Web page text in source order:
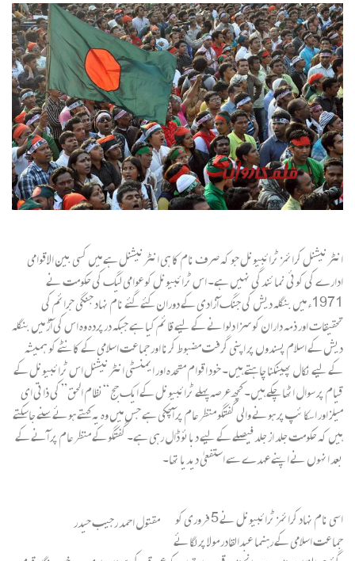
انٹرنیشنل کرائمز ٹرائبیونل جو کہ صرف نام کا ہی انٹرنیشنل ہے میں کسی بین الاقوامی
ادارے کی کوئی نمائندگی نہیں ہے۔ اس ٹرائبیونل کوعوامی لیگ کی حکومت نے
1971ء میں بنگلہ دیش کی جنگ آزادی کے دوران کئے گئے نام نہاد جنگی جرائم کی
تحقیقات اور ذمہ داران کو سزا دلوانے کے لیے قائم کیا ہے جبکہ درپردہ وہ اس کی آڑ میں بنگلہ
دیش کے اسلام پسندوں پر اپنی گرفت مضبوط کرنا اور جماعت اسلامی کے کانٹے کو ہمیشہ
کے لیے نکال پھینکنا چاہتے ہیں۔ خود اقوام متحدہ اور ایمنسٹی انٹرنیشنل اس ٹرائبیونل کے
قیام پر سوال اٹھاچکے ہیں۔ کچھ عرصہ پہلے ٹرائبیونل کے ایک جج “نظام الحق” کی ذاتی ای
میلز اور اسکائپ پر ہونے والی گفتگو منظر عام پر آچکی ہے جس میں وہ یہ کہتے ہوئے سنے جاسکتے
ہیں کہ حکومت جلد از جلد فیصلے کے لیے دبائو ڈال رہی ہے۔ گفتگو کے منظر عام پر آنے کے
بعد انہوں نے اپنے عہدے سے استفعیٰ دیدیا تھا۔
مقتول احمد رجیب حیدر
اسی نام نہاد کرائمز ٹرائبیونل نے 5 فروری کو
جماعت اسلامی کے رہنما عبدالقادر مولا پر لگائے